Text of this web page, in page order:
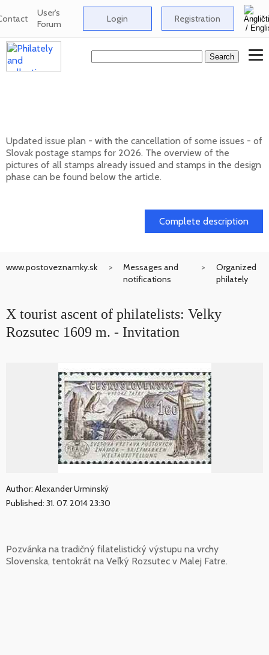
User's
Forum Login Registration
Updated issue plan - with the cancellation of some issues - of
Slovak postage stamps for 2026. The overview of the
pictures of all stamps already issued and stamps in the design
phase can be found below the article.
Complete description
www.postoveznamky.sk
Messages and
notifications
Organized
philately
X tourist ascent of philatelists: Velky
Rozsutec 1609 m. - Invitation
Author: Alexander Urminský
Published: 31. 07. 2014 23:30
Pozvánka na tradičný filatelistický výstupu na vrchy
Slovenska, tentokrát na Veľký Rozsutec v Malej Fatre.